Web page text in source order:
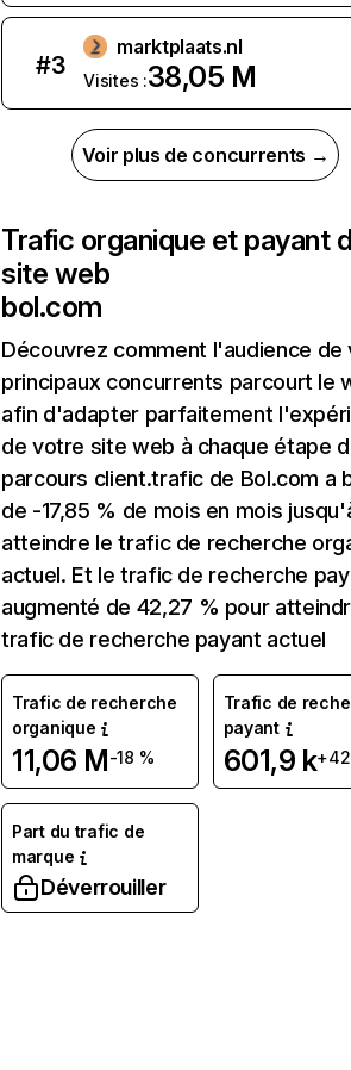
#3
marktplaats.nl
Visites :38,05 M
Voir plus de concurrents →
Trafic organique et payant
site web
bol.com
Découvrez comment l'audience de
principaux concurrents parcourt le
afin d'adapter parfaitement
de votre site web à chaque étape
parcours client.trafic de Bol.com a
de -17,85 % de mois en mois
atteindre le trafic de recherche
actuel. Et le trafic de recherche
augmenté de 42,27 % pour
trafic de recherche payant actuel
Trafic de recherche
organique
11,06 M-18 %
Trafic de
payant
601,9 k
Part du trafic de
marque
Déverrouiller